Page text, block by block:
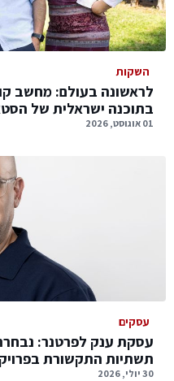
השקות
בתוכנה ישראלית של
01 אוגוסט, 2026
עסקים
עסקת ענק לפרטנר:
תשתיות התקשורת
30 יולי, 2026